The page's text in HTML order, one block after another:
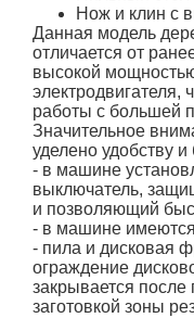
Нож и клин с
Данная модель
отличается от
высокой
электродвигателя,
работы с большей
Значительное
уделено удобству
- в машине
выключатель,
и позволяющий
- в машине
- пила и дисковая
ограждение
закрывается
заготовкой зоны